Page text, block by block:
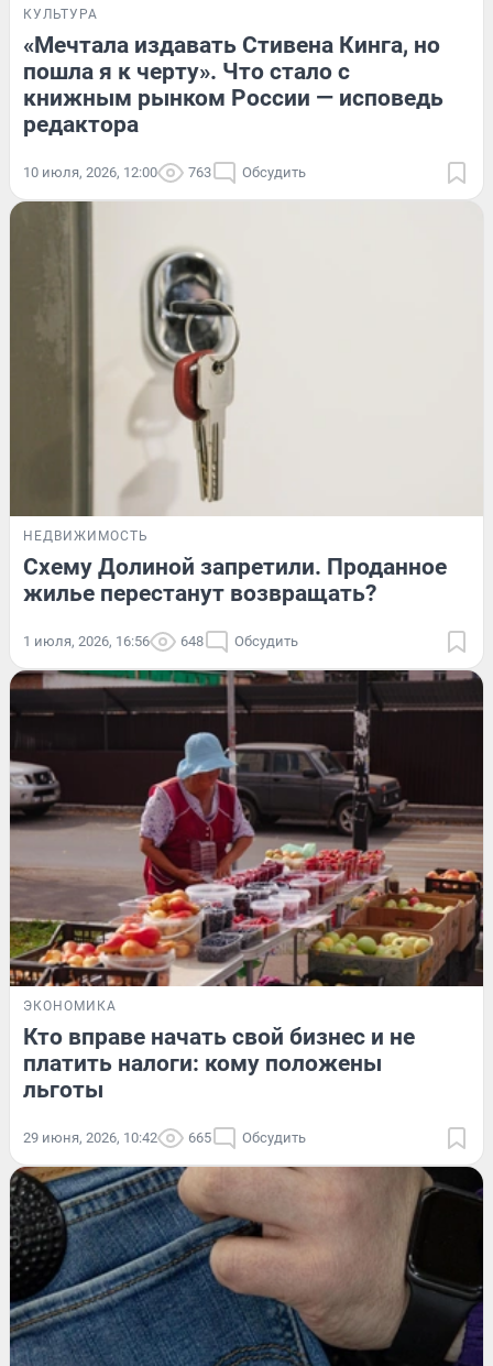
КУЛЬТУРА
«Мечтала издавать Стивена Кинга, но
пошла я к черту». Что стало с
книжным рынком России — исповедь
редактора
10 июля, 2026, 12:00 763 Обсудить
НЕДВИЖИМОСТЬ
Схему Долиной запретили. Проданное
жилье перестанут возвращать?
1 июля, 2026, 16:56 648 Обсудить
ЭКОНОМИКА
Кто вправе начать свой бизнес и не
платить налоги: кому положены
льготы
29 июня, 2026, 10:42 665 Обсудить